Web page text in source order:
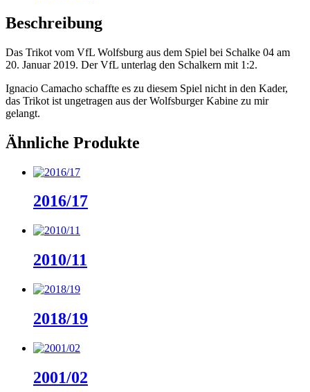
Beschreibung
Das Trikot vom VfL Wolfsburg aus dem Spiel bei Schalke 04 am
20. Januar 2019. Der VfL unterlag den Schalkern mit 1:2.
Ignacio Camacho schaffte es zu diesem Spiel nicht in den Kader,
das Trikot ist ungetragen aus der Wolfsburger Kabine zu mir
gelangt.
Ähnliche Produkte
2016/17
2010/11
2018/19
2001/02